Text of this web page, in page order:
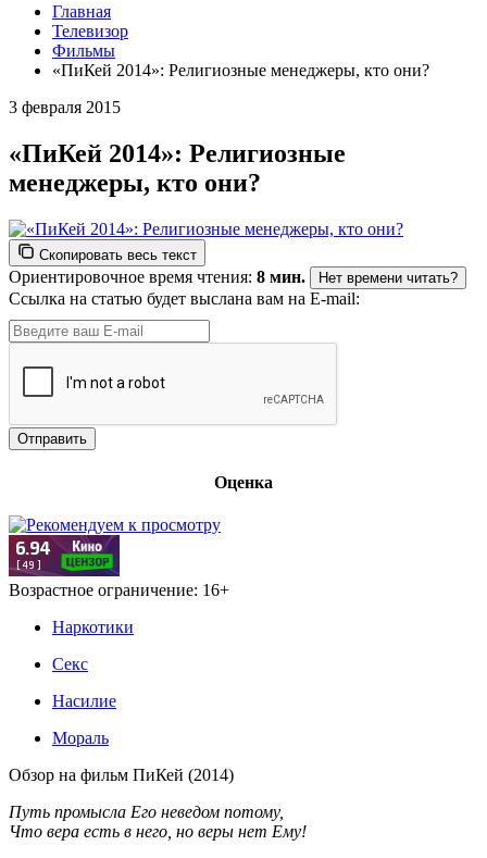
Главная
Телевизор
Фильмы
«ПиКей 2014»: Религиозные менеджеры, кто они?
3 февраля 2015
«ПиКей 2014»: Религиозные
менеджеры, кто они?
Скопировать весь текст
Ориентировочное время чтения: 8 мин. Нет времени читать?
Ссылка на статью будет выслана вам на E-mail:
Оценка
Возрастное ограничение: 16+
Наркотики
Секс
Насилие
Мораль
Обзор на фильм ПиКей (2014)
Путь промысла Его неведом потому,
Что вера есть в него, но веры нет Ему!